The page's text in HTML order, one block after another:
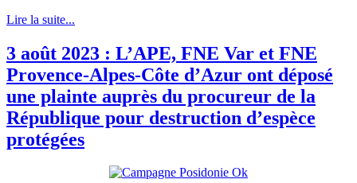
Lire la suite...
3 août 2023 : L’APE, FNE Var et FNE
Provence-Alpes-Côte d’Azur ont déposé
une plainte auprès du procureur de la
République pour destruction d’espèce
protégées